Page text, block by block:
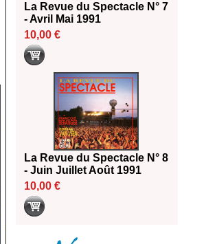
La Revue du Spectacle N° 7
- Avril Mai 1991
10,00 €
La Revue du Spectacle N° 8
- Juin Juillet Août 1991
10,00 €